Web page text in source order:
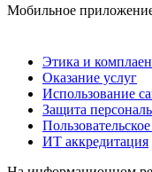
Мобильное
Этика и
Оказание услуг
Использование
Защита
ИТ аккредитация